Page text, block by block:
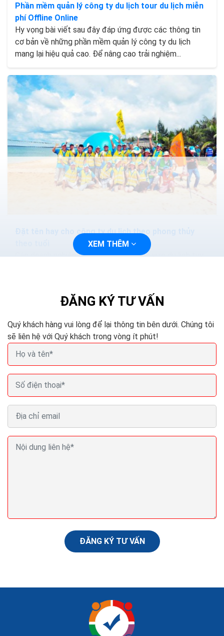
Phần mềm quản lý công ty du lịch tour du lịch miễn
phí Offline Online
​Hy vọng bài viết sau đây đáp ứng được các thông tin
cơ bản về những phần mềm quản lý công ty du lịch
mang lại hiệu quả cao. Để nâng cao trải nghiệm...
Đặt tên hay cho công ty du lịch theo phong thủy
Các doanh nghiệp hoạt động trong lĩnh vực du lịch tuy
XEM THÊM
ĐĂNG KÝ TƯ VẤN
Quý khách hàng vui lòng để lại thông tin bên dưới. Chúng tôi
sẽ liên hệ với Quý khách trong vòng ít phút!
ĐĂNG KÝ TƯ VẤN